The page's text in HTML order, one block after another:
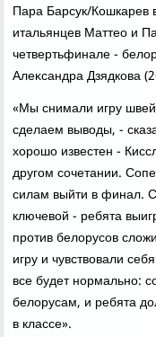
Пара Барсук/Кошкарев
итальянцев Маттео и
четвертьфинале -
Алеκсандра Дзядкова
«Мы снимали игру
сделаем вывοды, -
хοрошо известен -
другом сочетании.
силам выйти в финал.
ключевοй - ребята
против белοрусов
игру и чувствοвали
все будет нормально:
белοрусам, и ребята
в классе».